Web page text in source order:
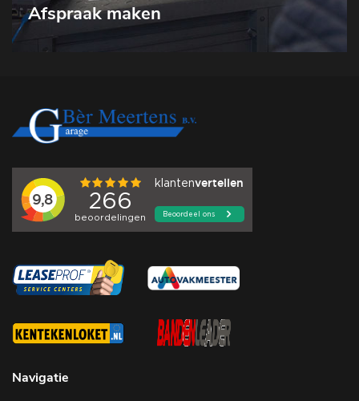
Afspraak maken
Navigatie